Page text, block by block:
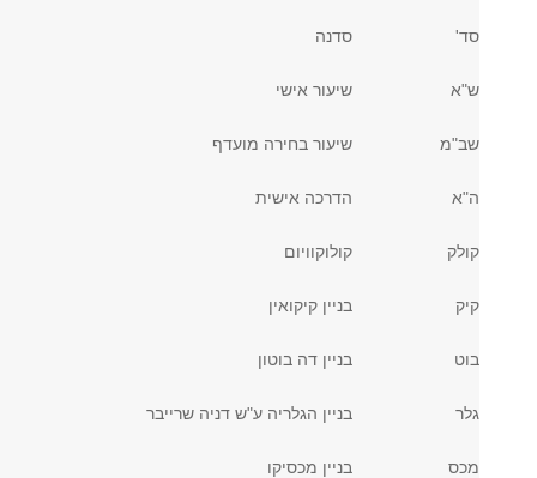
סד' סדנה
ש"א שיעור אישי
שב"מ שיעור בחירה מועדף
ה"א הדרכה אישית
קולק קולוקוויום
קיק בניין קיקואין
בוט בניין דה בוטון
גלר בניין הגלריה ע"ש דניה שרייבר
מכס בניין מכסיקו